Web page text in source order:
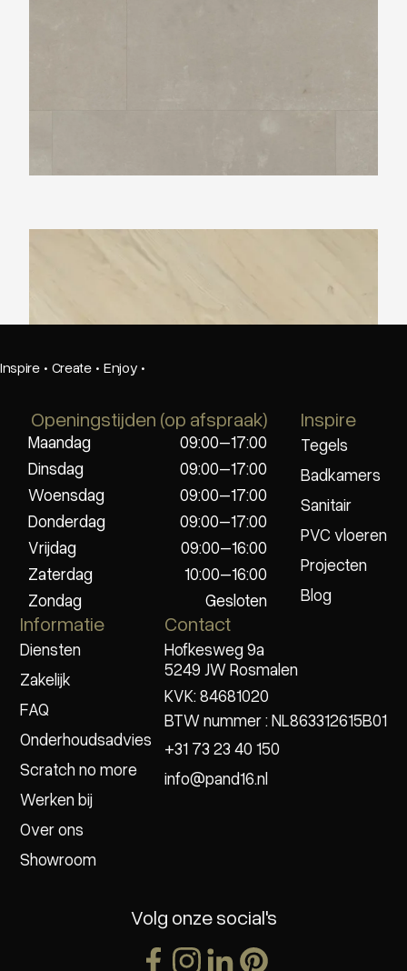
Douwes Dekker visgraat Cheesecake
Inspire · Create · Enjoy ·
Openingstijden (op afspraak)
Maandag
09:00–17:00
Dinsdag
09:00–17:00
Woensdag
09:00–17:00
Donderdag
09:00–17:00
Vrijdag
09:00–16:00
Zaterdag
10:00–16:00
Zondag
Gesloten
Inspire
Tegels
Badkamers
Sanitair
PVC vloeren
Projecten
Blog
Informatie
Diensten
Zakelijk
FAQ
Onderhoudsadvies
Scratch no more
Werken bij
Over ons
Showroom
Contact
Hofkesweg 9a
5249 JW Rosmalen
KVK: 84681020
BTW nummer : NL863312615B01
+31 73 23 40 150
info@pand16.nl
Volg onze social's